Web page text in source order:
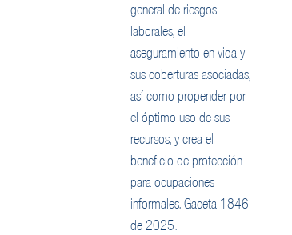
general de riesgos
laborales, el
aseguramiento en vida y
sus coberturas asociadas,
así como propender por
el óptimo uso de sus
recursos, y crea el
beneficio de protección
para ocupaciones
informales. Gaceta 1846
de 2025.